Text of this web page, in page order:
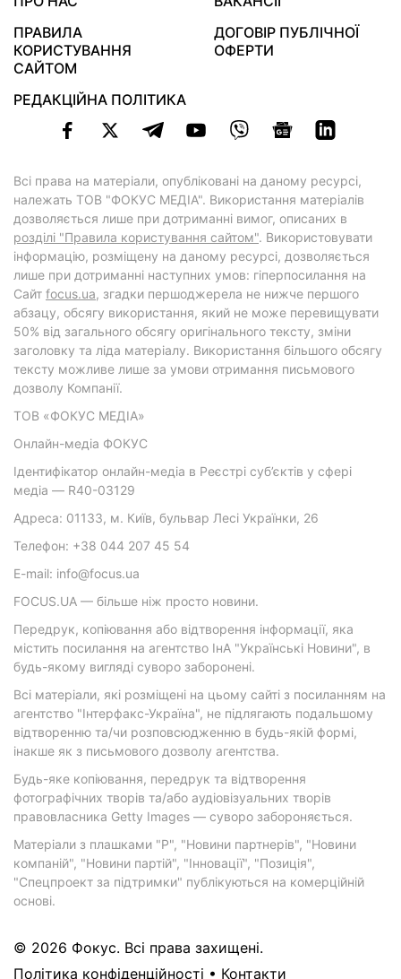
ПРАВИЛА
КОРИСТУВАННЯ
САЙТОМ
ДОГОВІР ПУБЛІЧНОЇ
ОФЕРТИ
РЕДАКЦІЙНА ПОЛІТИКА
Всі права на матеріали, опубліковані на даному ресурсі,
належать ТОВ "ФОКУС МЕДІА". Використання матеріалів
дозволяється лише при дотриманні вимог, описаних в
розділі "Правила користування сайтом". Використовувати
інформацію, розміщену на даному ресурсі, дозволяється
лише при дотриманні наступних умов: гіперпосилання на
Cайт focus.ua, згадки першоджерела не нижче першого
абзацу, обсягу використання, який не може перевищувати
50% від загального обсягу оригінального тексту, зміни
заголовку та ліда матеріалу. Використання більшого обсягу
тексту можливе лише за умови отримання письмового
дозволу Компанії.
ТОВ «ФОКУС МЕДІА»
Онлайн-медіа ФОКУС
Ідентифікатор онлайн-медіа в Реєстрі суб’єктів у сфері
медіа — R40-03129
Адреса: 01133, м. Київ, бульвар Лесі Українки, 26
Телефон: +38 044 207 45 54
E-mail: info@focus.ua
FOCUS.UA — більше ніж просто новини.
Передрук, копіювання або відтворення інформації, яка
містить посилання на агентство ІнА "Українські Новини", в
будь-якому вигляді суворо заборонені.
Всі матеріали, які розміщені на цьому сайті з посиланням на
агентство "Інтерфакс-Україна", не підлягають подальшому
відтворенню та/чи розповсюдженню в будь-якій формі,
інакше як з письмового дозволу агентства.
Будь-яке копіювання, передрук та відтворення
фотографічних творів та/або аудіовізуальних творів
правовласника Getty Images — суворо забороняється.
Матеріали з плашками "Р", "Новини партнерів", "Новини
компаній", "Новини партій", "Інновації", "Позиція",
"Спецпроект за підтримки" публікуються на комерційній
основі.
© 2026 Фокус. Всі права захищені.
Політика конфіденційності • Контакти